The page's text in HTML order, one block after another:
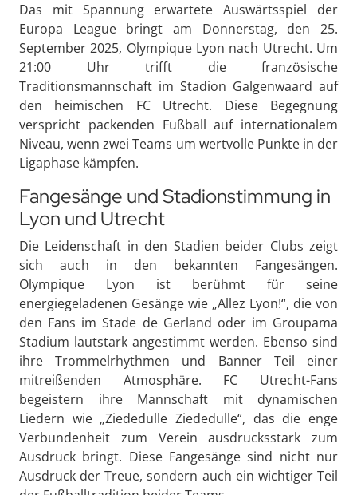
Das mit Spannung erwartete Auswärtsspiel der
Europa League bringt am Donnerstag, den 25.
September 2025, Olympique Lyon nach Utrecht. Um
21:00 Uhr trifft die französische
Traditionsmannschaft im Stadion Galgenwaard auf
den heimischen FC Utrecht. Diese Begegnung
verspricht packenden Fußball auf internationalem
Niveau, wenn zwei Teams um wertvolle Punkte in der
Ligaphase kämpfen.
Fangesänge und Stadionstimmung in
Lyon und Utrecht
Die Leidenschaft in den Stadien beider Clubs zeigt
sich auch in den bekannten Fangesängen.
Olympique Lyon ist berühmt für seine
energiegeladenen Gesänge wie „Allez Lyon!“, die von
den Fans im Stade de Gerland oder im Groupama
Stadium lautstark angestimmt werden. Ebenso sind
ihre Trommelrhythmen und Banner Teil einer
mitreißenden Atmosphäre. FC Utrecht-Fans
begeistern ihre Mannschaft mit dynamischen
Liedern wie „Ziededulle Ziededulle“, das die enge
Verbundenheit zum Verein ausdrucksstark zum
Ausdruck bringt. Diese Fangesänge sind nicht nur
Ausdruck der Treue, sondern auch ein wichtiger Teil